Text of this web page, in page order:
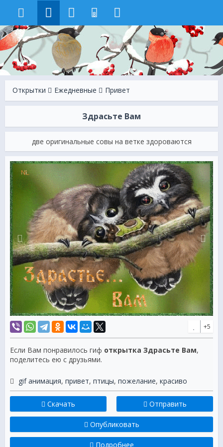
8
Открытки Ежeдневные Привет
Здрасьте Вам
две оригинальные совы на ветке здороваются
+5
Если Вам понравилось гиф открытка Здрасьте Вам,
поделитесь ею с друзьями.
gif анимация, привет, птицы, пожелание, красиво
Скачать Отправить
Опубликовать
Подробнее